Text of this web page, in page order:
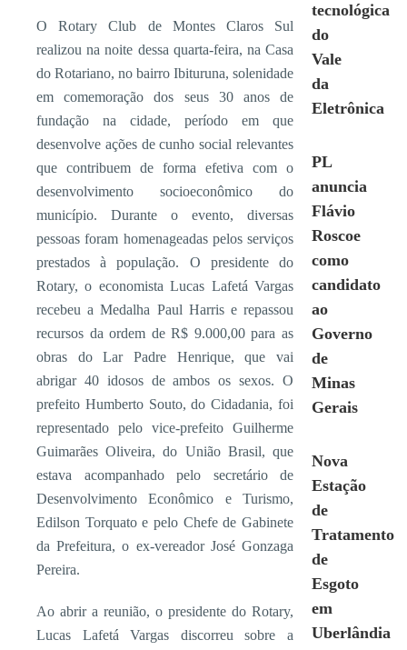
O Rotary Club de Montes Claros Sul
realizou na noite dessa quarta-feira, na Casa
do Rotariano, no bairro Ibituruna, solenidade
em comemoração dos seus 30 anos de
fundação na cidade, período em que
desenvolve ações de cunho social relevantes
que contribuem de forma efetiva com o
desenvolvimento socioeconômico do
município. Durante o evento, diversas
pessoas foram homenageadas pelos serviços
prestados à população. O presidente do
Rotary, o economista Lucas Lafetá Vargas
recebeu a Medalha Paul Harris e repassou
recursos da ordem de R$ 9.000,00 para as
obras do Lar Padre Henrique, que vai
abrigar 40 idosos de ambos os sexos. O
prefeito Humberto Souto, do Cidadania, foi
representado pelo vice-prefeito Guilherme
Guimarães Oliveira, do União Brasil, que
estava acompanhado pelo secretário de
Desenvolvimento Econômico e Turismo,
Edilson Torquato e pelo Chefe de Gabinete
da Prefeitura, o ex-vereador José Gonzaga
Pereira.
Ao abrir a reunião, o presidente do Rotary,
Lucas Lafetá Vargas discorreu sobre a
tecnológica
do
Vale
da
Eletrônica
PL
anuncia
Flávio
Roscoe
como
candidato
ao
Governo
de
Minas
Gerais
Nova
Estação
de
Tratamento
de
Esgoto
em
Uberlândia